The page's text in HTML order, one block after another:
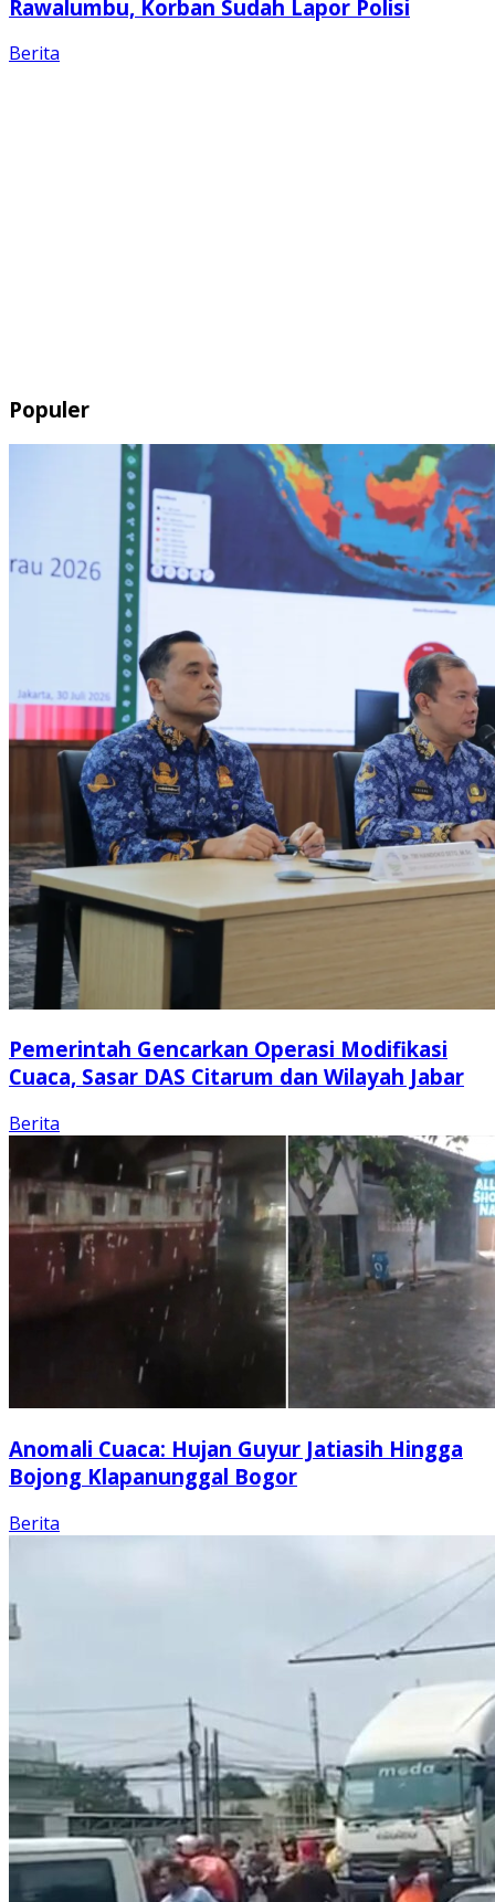
Rawalumbu, Korban Sudah Lapor Polisi
Berita
Populer
Pemerintah Gencarkan Operasi Modifikasi
Cuaca, Sasar DAS Citarum dan Wilayah Jabar
Berita
Anomali Cuaca: Hujan Guyur Jatiasih Hingga
Bojong Klapanunggal Bogor
Berita